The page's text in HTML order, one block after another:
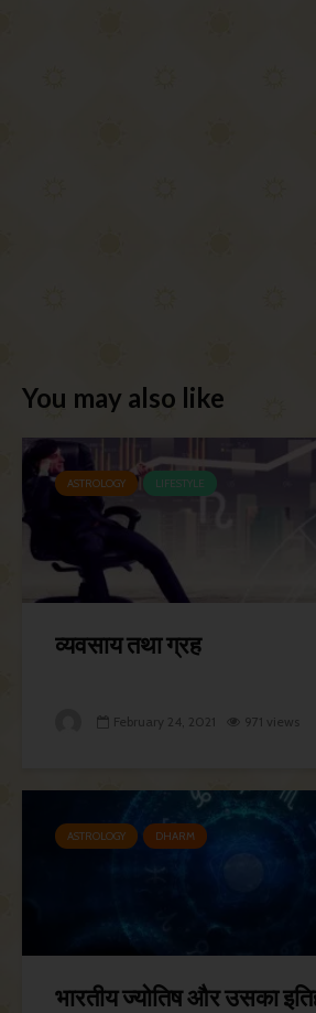
You may also like
ASTROLOGY LIFESTYLE
व्यवसाय तथा ग्रह
February 24, 2021 971 views
ASTROLOGY DHARM
भारतीय ज्योतिष और उसका